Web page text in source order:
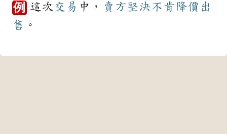
例 這次 交易 中， 賣方 堅決不肯降價 出
售 。